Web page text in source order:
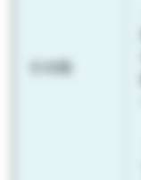
その他